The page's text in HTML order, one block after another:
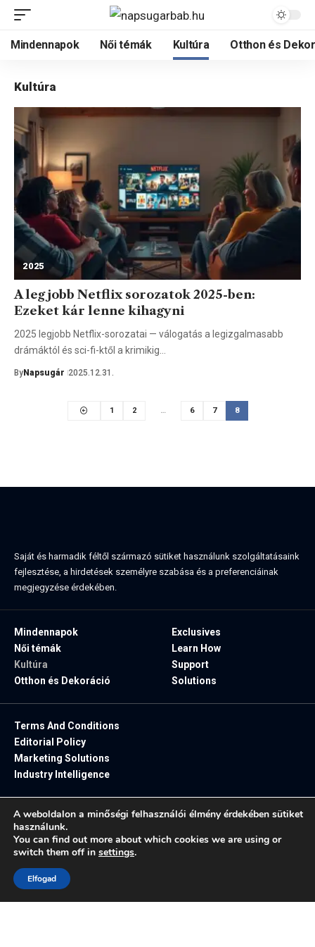
Mindennapok Női témák Kultúra Otthon és
Kultúra
2025
A legjobb Netflix sorozatok 2025-ben:
Ezeket kár lenne kihagyni
2025 legjobb Netflix-sorozatai — válogatás a legizgalmasabb
drámáktól és sci-fi-ktől a krimikig…
ByNapsugár 2025.12.31.
1 2 … 6 7 8
Saját és harmadik féltől származó sütiket használunk szolgáltatásaink
fejlesztése, a hirdetések személyre szabása és a preferenciáinak
megjegyzése érdekében.
Mindennapok
Női témák
Kultúra
Otthon és Dekoráció
Exclusives
Learn How
Support
Solutions
Terms And Conditions
Editorial Policy
Marketing Solutions
Industry Intelligence
Follow US:
NapSugár B.A.B
2025. Minden jog fenntartva.
A weboldalon a minőségi felhasználói élmény érdekében sütiket
használunk.
You can find out more about which cookies we are using or
switch them off in settings.
Elfogad